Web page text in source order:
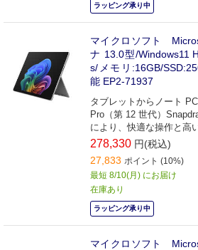
ラッピング承り中
マイクロソフト
ナ 13.0型/Windows11
s/メモリ:16GB/
能 EP2-71937
タブレットからノート
Pro（第 12 世代）
により、快適な操作と高
テリーで外出先でも安心
278,330 円(税込)
27,833 ポイント (10%)
最短 8/10(月) にお届け
在庫あり
ラッピング承り中
マイクロソフト